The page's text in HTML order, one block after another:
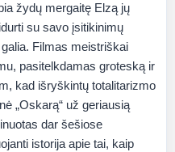
žydų mergaitę Elzą jų
su savo įsitikinimų
Filmas meistriškai
pasitelkdamas groteską ir
kad išryškintų totalitarizmo
„Oskarą“ už geriausią
dar šešiose
istorija apie tai, kaip